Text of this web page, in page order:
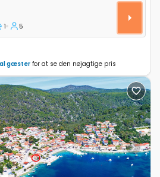
Luka, Labin K-7466
1 5
gæster for at se den nøjagtige pris
Next